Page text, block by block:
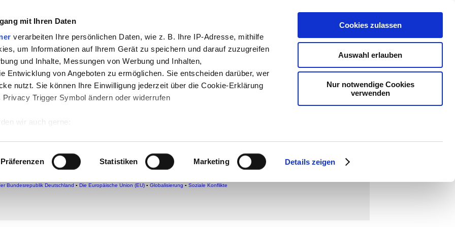
mit Ihren Daten
verarbeiten Ihre persönlichen Daten, wie z. B. Ihre IP-Adresse, mithilfe
um Informationen auf Ihrem Gerät zu speichern und darauf zuzugreifen
und Inhalte, Messungen von Werbung und Inhalten,
Entwicklung von Angeboten zu ermöglichen. Sie entscheiden darüber, wer
nutzt. Sie können Ihre Einwilligung jederzeit über die Cookie-Erklärung
Trigger Symbol ändern oder widerrufen
wir auch gerne:
Scannen nach bestimmten Merkmalen (Fingerprinting) identifizieren
wie Ihre persönlichen Daten verarbeitet werden, und legen Sie Ihre
fest.
Präferenzen Statistiken Marketing Details zeigen
Cookies zulassen
Auswahl erlauben
Nur notwendige Cookies
verwenden
-Geschichte-Politik -Pädagogik-Psychologie-
-Projekte-So navigiert man auf teachSam
-teachSam braucht Werbung
Paarbeziehungen
▪Überblick EINZELNE FORMEN Bilokale Paarbeziehungen
Bundesrepublik Deutschland ▪ Die Europäische Union (EU) ▪ Globalisierung ▪ Soziale Konflikte